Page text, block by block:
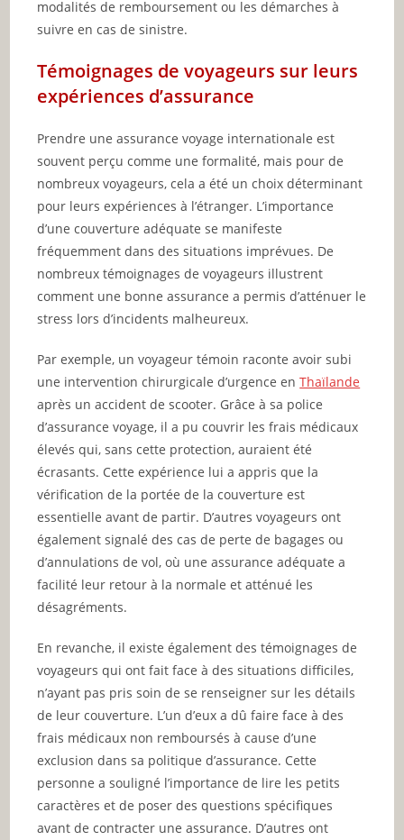
modalités de remboursement ou les démarches à
suivre en cas de sinistre.
Témoignages de voyageurs sur leurs
expériences d’assurance
Prendre une assurance voyage internationale est
souvent perçu comme une formalité, mais pour de
nombreux voyageurs, cela a été un choix déterminant
pour leurs expériences à l’étranger. L’importance
d’une couverture adéquate se manifeste
fréquemment dans des situations imprévues. De
nombreux témoignages de voyageurs illustrent
comment une bonne assurance a permis d’atténuer le
stress lors d’incidents malheureux.
Par exemple, un voyageur témoin raconte avoir subi
une intervention chirurgicale d’urgence enThaïlande
après un accident de scooter. Grâce à sa police
d’assurance voyage, il a pu couvrir les frais médicaux
élevés qui, sans cette protection, auraient été
écrasants. Cette expérience lui a appris que la
vérification de la portée de la couverture est
essentielle avant de partir. D’autres voyageurs ont
également signalé des cas de perte de bagages ou
d’annulations de vol, où une assurance adéquate a
facilité leur retour à la normale et atténué les
désagréments.
En revanche, il existe également des témoignages de
voyageurs qui ont fait face à des situations difficiles,
n’ayant pas pris soin de se renseigner sur les détails
de leur couverture. L’un d’eux a dû faire face à des
frais médicaux non remboursés à cause d’une
exclusion dans sa politique d’assurance. Cette
personne a souligné l’importance de lire les petits
caractères et de poser des questions spécifiques
avant de contracter une assurance. D’autres ont